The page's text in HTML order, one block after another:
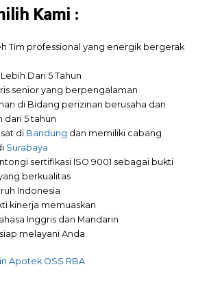
Kami:
Tim professional yang energik bergerak
Dari 5 Tahun
senior yang berpengalaman
di Bidang perizinan berusaha dan
dari 5 tahun
di Bandung dan memiliki cabang
Surabaya
sertifikasi ISO 9001 sebagai bukti
berkualitas
Indonesia
kinerja memuaskan
Inggris dan Mandarin
melayani Anda
Apotek OSS RBA